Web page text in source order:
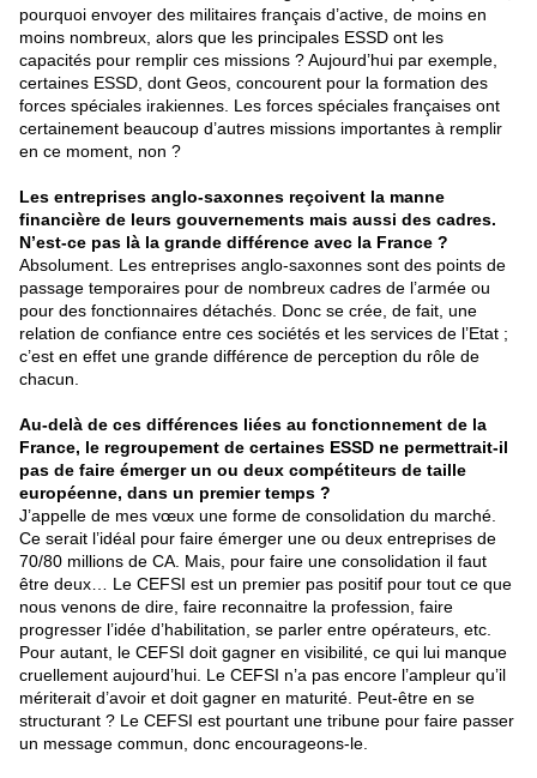
pourquoi envoyer des militaires français d’active, de moins en
moins nombreux, alors que les principales ESSD ont les
capacités pour remplir ces missions ? Aujourd’hui par exemple,
certaines ESSD, dont Geos, concourent pour la formation des
forces spéciales irakiennes. Les forces spéciales françaises ont
certainement beaucoup d’autres missions importantes à remplir
en ce moment, non ?
Les entreprises anglo-saxonnes reçoivent la manne
financière de leurs gouvernements mais aussi des cadres.
N’est-ce pas là la grande différence avec la France ?
Absolument. Les entreprises anglo-saxonnes sont des points de
passage temporaires pour de nombreux cadres de l’armée ou
pour des fonctionnaires détachés. Donc se crée, de fait, une
relation de confiance entre ces sociétés et les services de l’Etat ;
c’est en effet une grande différence de perception du rôle de
chacun.
Au-delà de ces différences liées au fonctionnement de la
France, le regroupement de certaines ESSD ne permettrait-il
pas de faire émerger un ou deux compétiteurs de taille
européenne, dans un premier temps ?
J’appelle de mes vœux une forme de consolidation du marché.
Ce serait l’idéal pour faire émerger une ou deux entreprises de
70/80 millions de CA. Mais, pour faire une consolidation il faut
être deux… Le CEFSI est un premier pas positif pour tout ce que
nous venons de dire, faire reconnaitre la profession, faire
progresser l’idée d’habilitation, se parler entre opérateurs, etc.
Pour autant, le CEFSI doit gagner en visibilité, ce qui lui manque
cruellement aujourd’hui. Le CEFSI n’a pas encore l’ampleur qu’il
mériterait d’avoir et doit gagner en maturité. Peut-être en se
structurant ? Le CEFSI est pourtant une tribune pour faire passer
un message commun, donc encourageons-le.